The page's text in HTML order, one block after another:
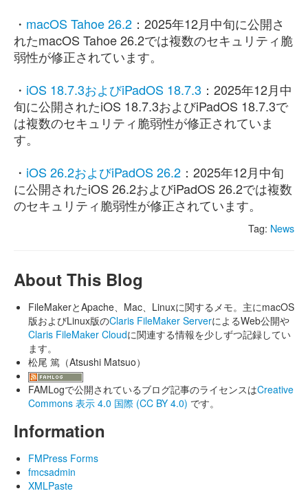
・ macOS Tahoe 26.2 ：2025年12月中旬に公開さ
れたmacOS Tahoe 26.2では複数のセキュリティ脆
弱性が修正されています。
・ iOS 18.7.3およびiPadOS 18.7.3 ：2025年12月中
旬に公開されたiOS 18.7.3およびiPadOS 18.7.3で
は複数のセキュリティ脆弱性が修正されていま
す。
・ iOS 26.2およびiPadOS 26.2 ：2025年12月中旬
に公開されたiOS 26.2およびiPadOS 26.2では複数
のセキュリティ脆弱性が修正されています。
Tag: News
About This Blog
FileMakerとApache、Mac、Linuxに関するメモ。主にmacOS
版およびLinux版のClaris FileMaker ServerによるWeb公開や
Claris FileMaker Cloudに関連する情報を少しずつ記録してい
ます。
松尾 篤（Atsushi Matsuo）
FAMLogで公開されているブログ記事のライセンスはCreative
Commons 表示 4.0 国際 (CC BY 4.0) です。
Information
FMPress Forms
fmcsadmin
XMLPaste